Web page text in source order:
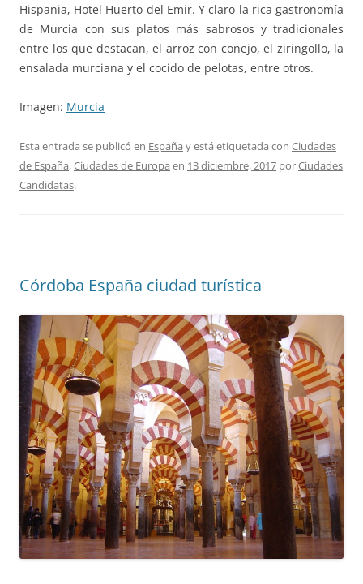
Hispania, Hotel Huerto del Emir. Y claro la rica gastronomía
de Murcia con sus platos más sabrosos y tradicionales
entre los que destacan, el arroz con conejo, el ziringollo, la
ensalada murciana y el cocido de pelotas, entre otros.
Imagen: Murcia
Esta entrada se publicó en España y está etiquetada con Ciudades
de España,Ciudades de Europa en 13 diciembre, 2017 porCiudades
Candidatas.
Córdoba España ciudad turística